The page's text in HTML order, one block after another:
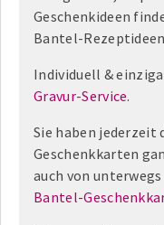
Geschenkideen
Bantel-
Individuell &
Gravur-Service.
Sie haben
Geschenkkarten
auch von
Bantel-